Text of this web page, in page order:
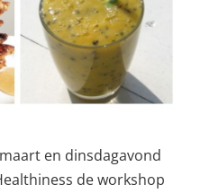
en dinsdagavond
de workshop